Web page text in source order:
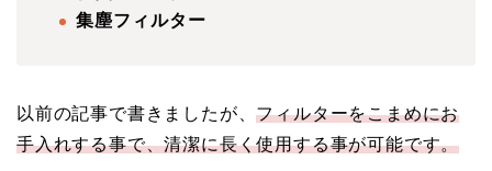
集塵フィルター
以前の記事で書きましたが、フィルターをこまめにお
手入れする事で、清潔に長く使用する事が可能です。